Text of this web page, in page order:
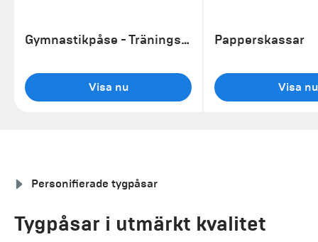
Gymnastikpåse - Träningspåse
Visa nu
Papperskassar
Visa nu
Personifierade tygpåsar
Tygpåsar i utmärkt kvalitet